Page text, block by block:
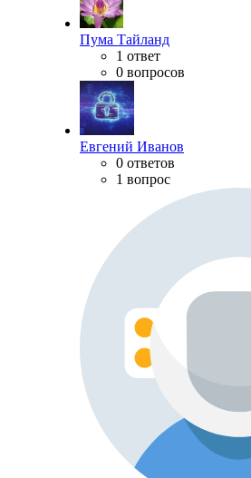
Пума Тайланд
1 ответ
0 вопросов
Евгений Иванов
0 ответов
1 вопрос